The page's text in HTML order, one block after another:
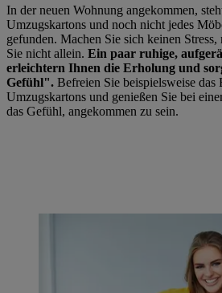
In der neuen Wohnung angekommen,
Umzugskartons und noch nicht jedes
gefunden. Machen Sie sich keinen
Sie nicht allein. Ein paar ruhige,
erleichtern Ihnen die Erholung und
Gefühl". Befreien Sie beispielsweise das
Umzugskartons und genießen Sie bei
das Gefühl, angekommen zu sein.